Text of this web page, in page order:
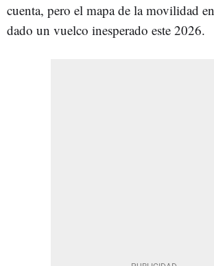
cuenta, pero el mapa de la movilidad en
dado un vuelco inesperado este 2026.